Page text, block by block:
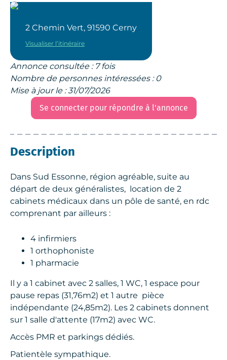
2 Chemin Vert, 91590 Cerny
Visualiser l’itinéraire
Annonce consultée : 7 fois
Nombre de personnes intéressées : 0
Mise à jour le : 31/07/2026
Se connecter pour répondre à l'annonce
Description
Dans Sud Essonne, région agréable, suite au
départ de deux généralistes, location de 2
cabinets médicaux dans un pôle de santé, en rdc
comprenant par ailleurs :
4 infirmiers
1 orthophoniste
1 pharmacie
Il y a 1 cabinet avec 2 salles, 1 WC, 1 espace pour
pause repas (31,76m2) et 1 autre pièce
indépendante (24,85m2). Les 2 cabinets donnent
sur 1 salle d'attente (17m2) avec WC.
Accès PMR et parkings dédiés.
Patientèle sympathique.